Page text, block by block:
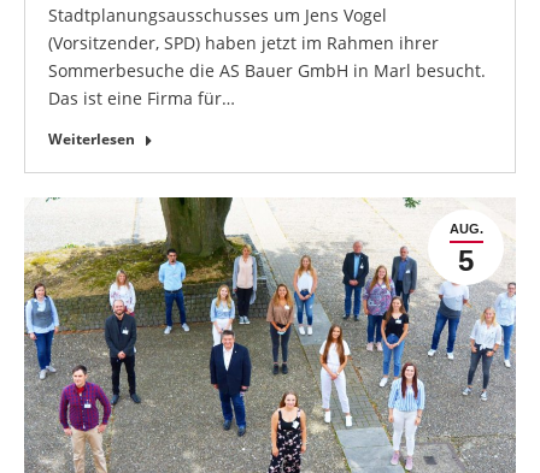
Stadtplanungsausschusses um Jens Vogel
(Vorsitzender, SPD) haben jetzt im Rahmen ihrer
Sommerbesuche die AS Bauer GmbH in Marl besucht.
Das ist eine Firma für…
Weiterlesen
AUG.
5